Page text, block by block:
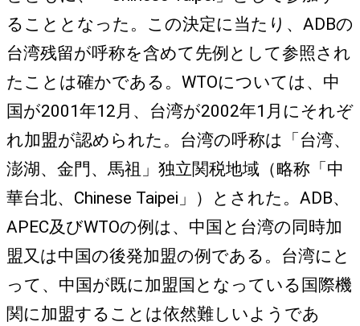
ることとなった。この決定に当たり、ADBの
台湾残留が呼称を含めて先例として参照され
たことは確かである。WTOについては、中
国が2001年12月、台湾が2002年1月にそれぞ
れ加盟が認められた。台湾の呼称は「台湾、
澎湖、金門、馬祖」独立関税地域（略称「中
華台北、Chinese Taipei」）とされた。ADB、
APEC及びWTOの例は、中国と台湾の同時加
盟又は中国の後発加盟の例である。台湾にと
って、中国が既に加盟国となっている国際機
関に加盟することは依然難しいようであ